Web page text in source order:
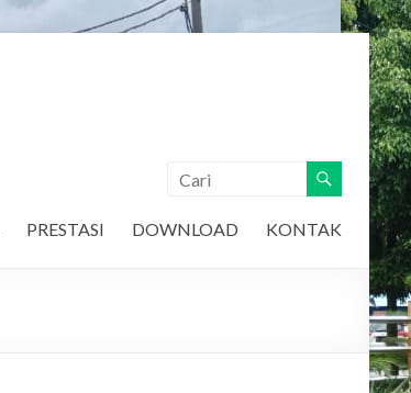
PRESTASI DOWNLOAD KONTAK